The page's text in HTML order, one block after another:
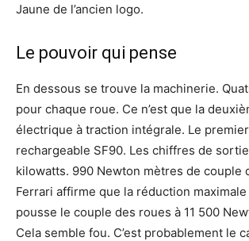
Jaune de l’ancien logo.
Le pouvoir qui pense
En dessous se trouve la machinerie.
pour chaque roue. Ce n’est que la
électrique à traction intégrale. Le
rechargeable SF90. Les chiffres de
kilowatts. 990 Newton mètres de couple
Ferrari affirme que la réduction
pousse le couple des roues à 11 500
Cela semble fou. C’est probablement le